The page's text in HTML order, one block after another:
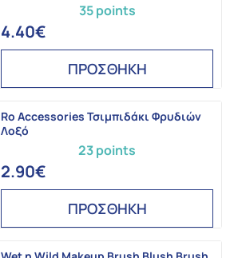
35 points
4.40€
ΠΡΟΣΘΗΚΗ
23 points
Ro Accessories Τσιμπιδάκι Φρυδιών
Λοξό
2.90€
ΠΡΟΣΘΗΚΗ